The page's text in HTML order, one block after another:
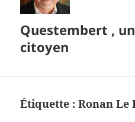
Questembert ,
citoyen
Étiquette :Ronan Le